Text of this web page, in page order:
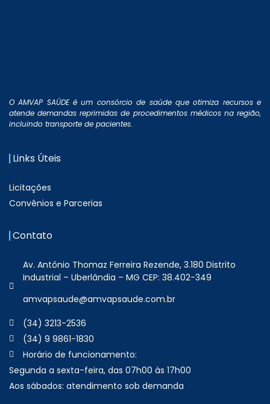
O AMVAP SAÚDE é um consórcio de saúde que otimiza recursos e
atende demandas reprimidas de procedimentos médicos na região,
incluindo transporte de pacientes.
Links Úteis
Licitações
Convênios e Parcerias
Contato
Av. Antônio Thomaz Ferreira Rezende, 3.180 Distrito
Industrial – Uberlândia – MG CEP: 38.402-349
amvapsaude@amvapsaude.com.br
(34) 3213-2536
(34) 9 9861-1830
Horário de funcionamento:
Segunda a sexta-feira, das 07h00 às 17h00
Aos sábados: atendimento sob demanda